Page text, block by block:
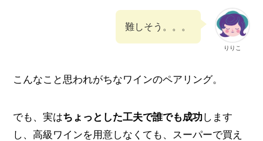
りりこ
難しそう。。。
こんなこと思われがちなワインのペアリング。
でも、実はちょっとした工夫で誰でも成功します
し、高級ワインを用意しなくても、スーパーで買え